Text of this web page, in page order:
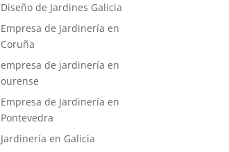
Diseño de Jardines Galicia
Empresa de Jardinería en
Coruña
empresa de jardinería en
ourense
Empresa de Jardinería en
Pontevedra
Jardinería en Galicia